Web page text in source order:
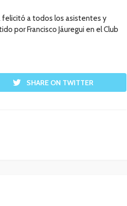
felicitó a todos los asistentes y
por Francisco Jáuregui en el Club
SHARE ON TWITTER